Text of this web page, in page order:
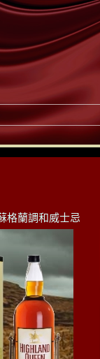
格蘭調和威士忌